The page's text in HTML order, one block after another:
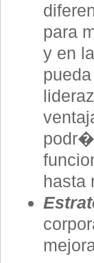
para
y en
podr�
hasta